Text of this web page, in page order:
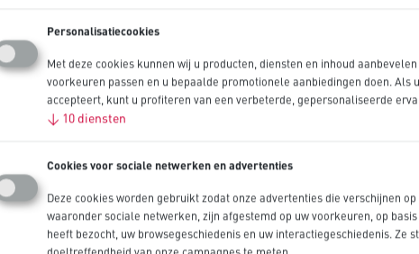
Personalisatiecookies
Met deze cookies kunnen wij u producten, diensten en inhoud
voorkeuren passen en u bepaalde promotionele aanbiedingen doen. Als
accepteert, kunt u profiteren van een verbeterde, gepersonaliseerde
↓ 10 diensten
Cookies voor sociale netwerken en advertenties
Deze cookies worden gebruikt zodat onze advertenties die verschijnen
waaronder sociale netwerken, zijn afgestemd op uw voorkeuren, op
heeft bezocht, uw browsegeschiedenis en uw interactiegeschiedenis. Ze